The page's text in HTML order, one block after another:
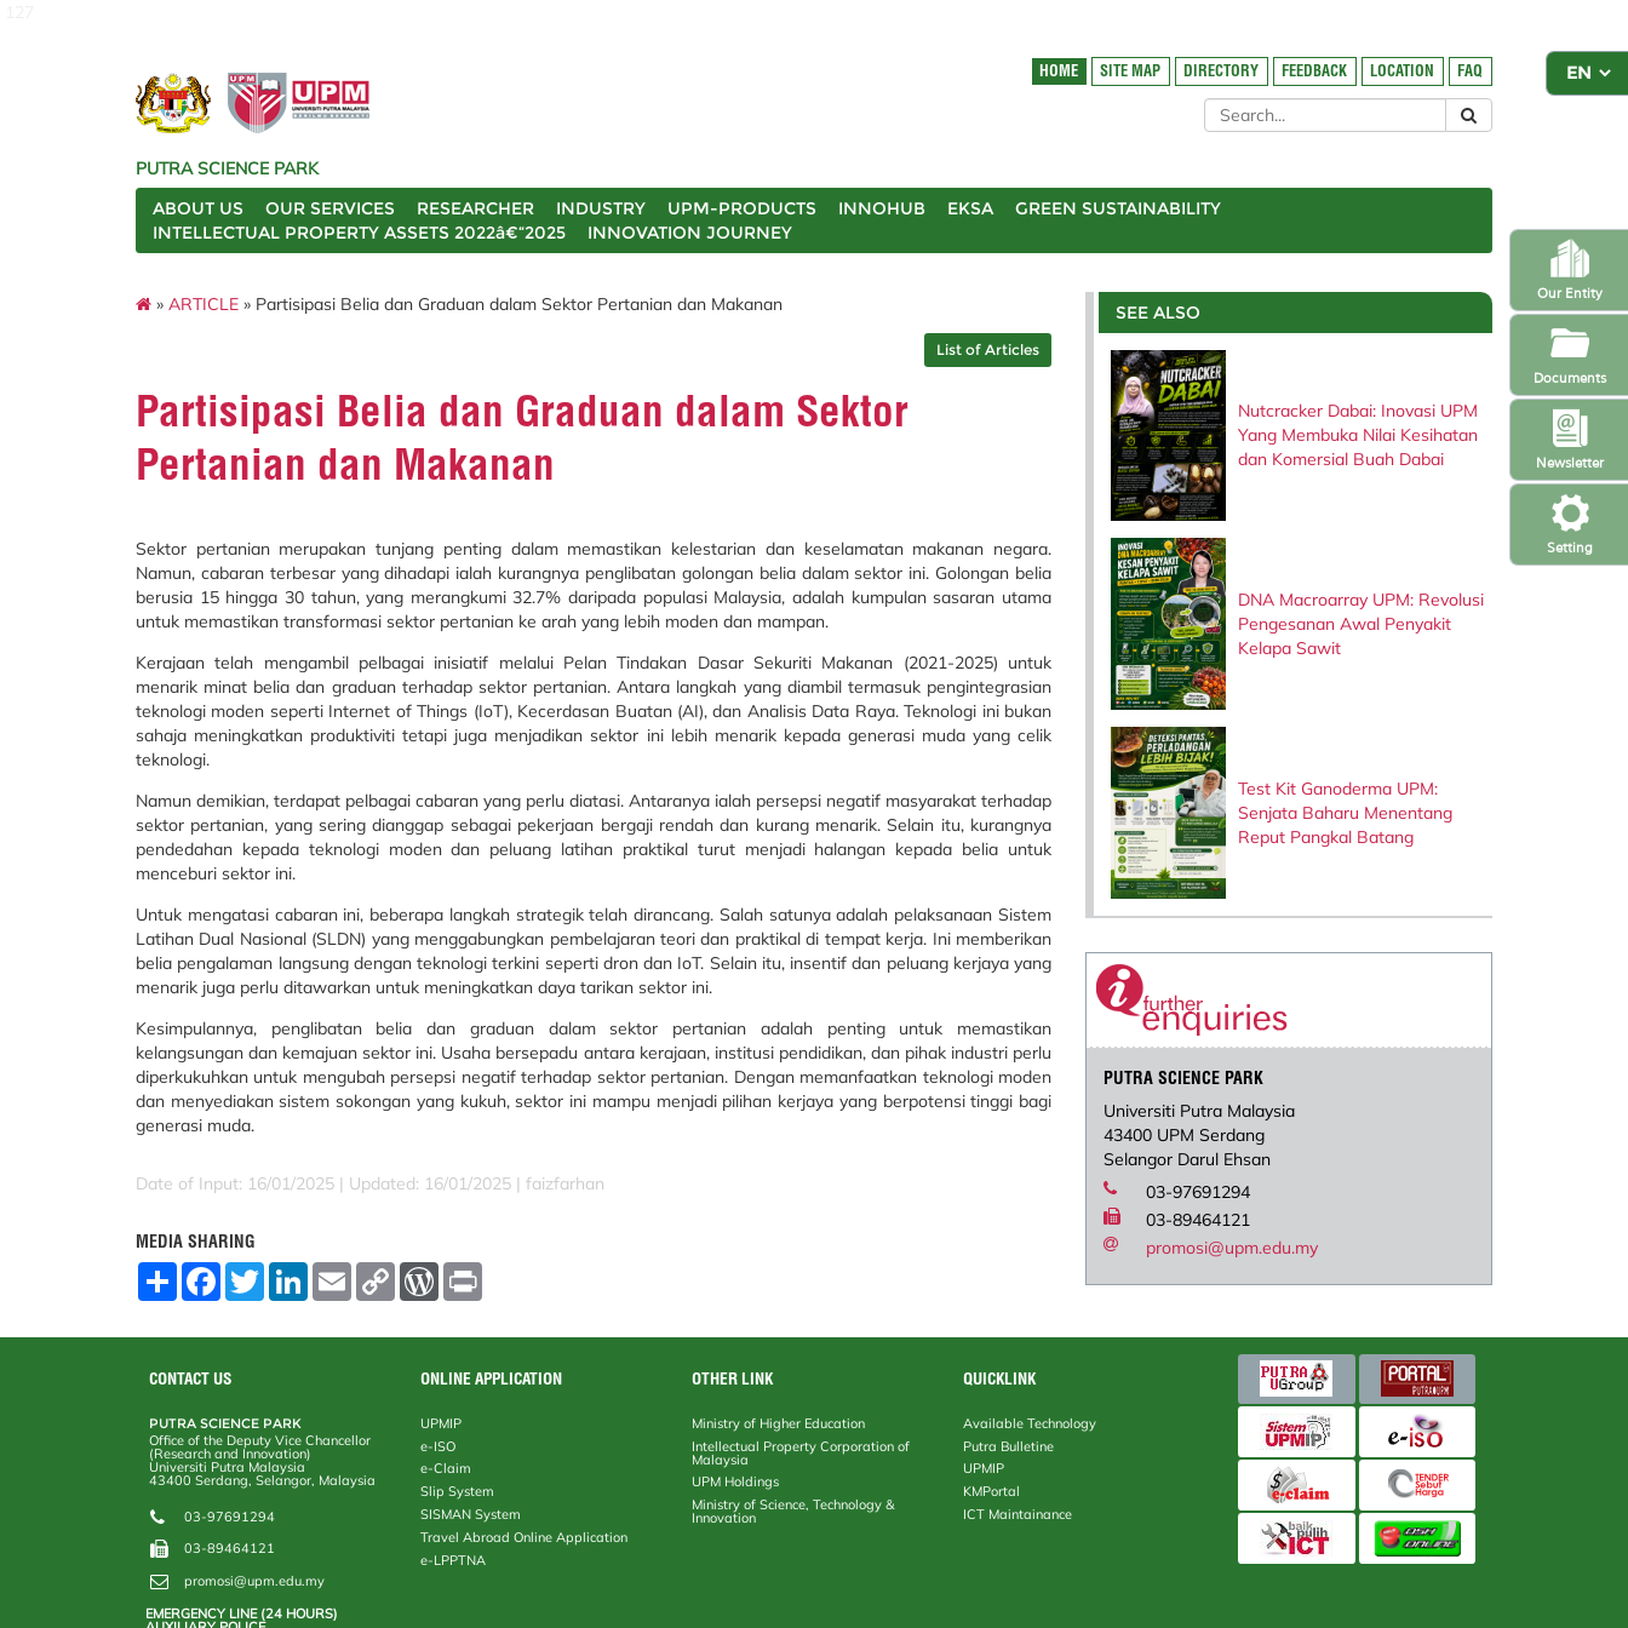
Setting
Newsletter
Our Entity
Documents
HOME SITE MAP DIRECTORY FEEDBACK LOCATION FAQ
PUTRA SCIENCE PARK
ABOUT US
OUR SERVICES RESEARCHER INDUSTRY UPM-PRODUCTS INNOHUB EKSA
GREEN SUSTAINABILITY
INTELLECTUAL PROPERTY ASSETS 2022â€“2025
INNOVATION JOURNEY
» ARTICLE » Partisipasi Belia dan Graduan dalam Sektor Pertanian dan Makanan
List of Articles
Partisipasi Belia dan Graduan dalam Sektor
Pertanian dan Makanan
Sektor pertanian merupakan tunjang penting dalam memastikan kelestarian dan keselamatan makanan negara.
Namun, cabaran terbesar yang dihadapi ialah kurangnya penglibatan golongan belia dalam sektor ini. Golongan belia
berusia 15 hingga 30 tahun, yang merangkumi 32.7% daripada populasi Malaysia, adalah kumpulan sasaran utama
untuk memastikan transformasi sektor pertanian ke arah yang lebih moden dan mampan.
Kerajaan telah mengambil pelbagai inisiatif melalui Pelan Tindakan Dasar Sekuriti Makanan (2021-2025) untuk
menarik minat belia dan graduan terhadap sektor pertanian. Antara langkah yang diambil termasuk pengintegrasian
teknologi moden seperti Internet of Things (IoT), Kecerdasan Buatan (AI), dan Analisis Data Raya. Teknologi ini bukan
sahaja meningkatkan produktiviti tetapi juga menjadikan sektor ini lebih menarik kepada generasi muda yang celik
teknologi.
Namun demikian, terdapat pelbagai cabaran yang perlu diatasi. Antaranya ialah persepsi negatif masyarakat terhadap
sektor pertanian, yang sering dianggap sebagai pekerjaan bergaji rendah dan kurang menarik. Selain itu, kurangnya
pendedahan kepada teknologi moden dan peluang latihan praktikal turut menjadi halangan kepada belia untuk
menceburi sektor ini.
Untuk mengatasi cabaran ini, beberapa langkah strategik telah dirancang. Salah satunya adalah pelaksanaan Sistem
Latihan Dual Nasional (SLDN) yang menggabungkan pembelajaran teori dan praktikal di tempat kerja. Ini memberikan
belia pengalaman langsung dengan teknologi terkini seperti dron dan IoT. Selain itu, insentif dan peluang kerjaya yang
menarik juga perlu ditawarkan untuk meningkatkan daya tarikan sektor ini.
Kesimpulannya, penglibatan belia dan graduan dalam sektor pertanian adalah penting untuk memastikan
kelangsungan dan kemajuan sektor ini. Usaha bersepadu antara kerajaan, institusi pendidikan, dan pihak industri perlu
diperkukuhkan untuk mengubah persepsi negatif terhadap sektor pertanian. Dengan memanfaatkan teknologi moden
dan menyediakan sistem sokongan yang kukuh, sektor ini mampu menjadi pilihan kerjaya yang berpotensi tinggi bagi
generasi muda.
Date of Input: 16/01/2025 | Updated: 16/01/2025 | faizfarhan
MEDIA SHARING
S
F
o
o
T
w
L
E
m
C
W
r
e
s
SEE ALSO
Nutcracker Dabai: Inovasi UPM
Yang Membuka Nilai Kesihatan
dan Komersial Buah Dabai
DNA Macroarray UPM: Revolusi
Pengesanan Awal Penyakit
Kelapa Sawit
Test Kit Ganoderma UPM:
Senjata Baharu Menentang
Reput Pangkal Batang
PUTRA SCIENCE PARK
Universiti Putra Malaysia
43400 UPM Serdang
Selangor Darul Ehsan
03-97691294
03-89464121
promosi@upm.edu.my
CONTACT US
PUTRA SCIENCE PARK
Office of the Deputy Vice Chancellor
(Research and Innovation)
Universiti Putra Malaysia
43400 Serdang, Selangor, Malaysia
03-97691294
03-89464121
promosi@upm.edu.my
EMERGENCY LINE (24 HOURS)
ONLINE APPLICATION
UPMIP
e-ISO
e-Claim
Slip System
SISMAN System
Travel Abroad Online Application
e-LPPTNA
OTHER LINK
Ministry of Higher Education
Intellectual Property Corporation of
Malaysia
UPM Holdings
Ministry of Science, Technology &
Innovation
QUICKLINK
Available Technology
Putra Bulletine
UPMIP
KMPortal
ICT Maintainance